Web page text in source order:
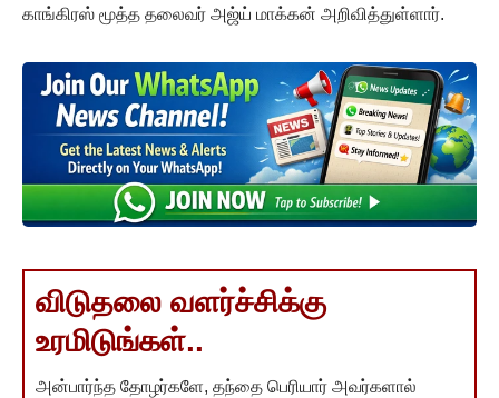
காங்கிரஸ் மூத்த தலைவர் அஜ்ய் மாக்கன் அறிவித்துள்ளார்.
விடுதலை வளர்ச்சிக்கு
உரமிடுங்கள்..
அன்பார்ந்த தோழர்களே, தந்தை பெரியார் அவர்களால்